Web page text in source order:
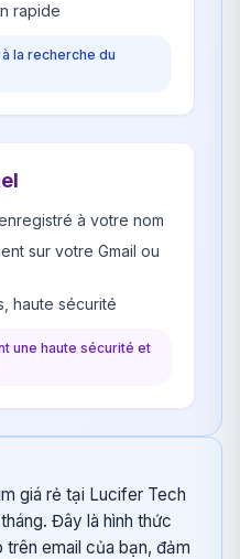
rapide
la recherche du
à votre nom
sur votre Gmail ou
haute sécurité
une haute sécurité et
giá rẻ tại Lucifer Tech
Đây là hình thức
email của bạn, đảm